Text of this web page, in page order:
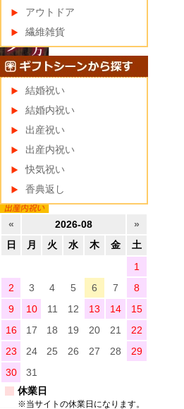
アウトドア
繊維雑貨
結婚祝い
結婚内祝い
出産祝い
出産内祝い
快気祝い
香典返し
« 2026-08
»
日
月 火 水 木 金
土
1
2
3 4 5 6 7
8
9
10 11 12 13 14
15
16
17 18 19 20 21
22
23
24 25 26 27 28
29
30
31
休業日
※当サイトの休業日になります。